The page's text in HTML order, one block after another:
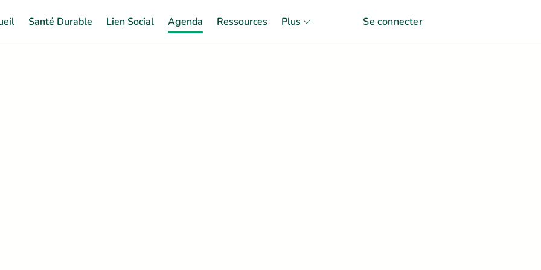
Santé Durable Lien Social Agenda Ressources Plus Se connecter